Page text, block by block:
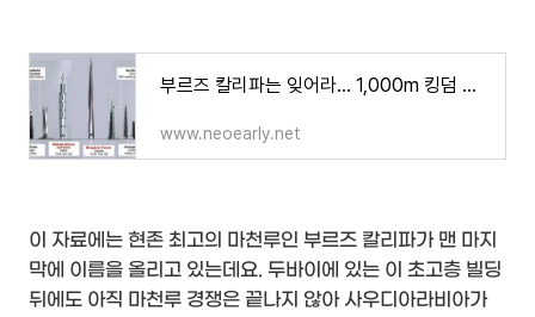
부르즈 칼리파는 잊어라... 1,000m 킹덤 타워
www.neoearly.net
이 자료에는 현존 최고의 마천루인 부르즈 칼리파가 맨 마지
막에 이름을 올리고 있는데요. 두바이에 있는 이 초고층 빌딩
뒤에도 아직 마천루 경쟁은 끝나지 않아 사우디아라비아가